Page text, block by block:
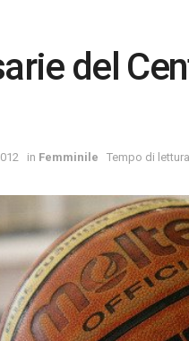
del
in Femminile Tempo di